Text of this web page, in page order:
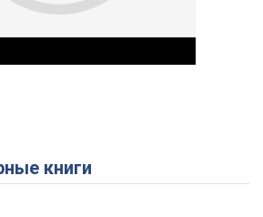
Play Video
книги